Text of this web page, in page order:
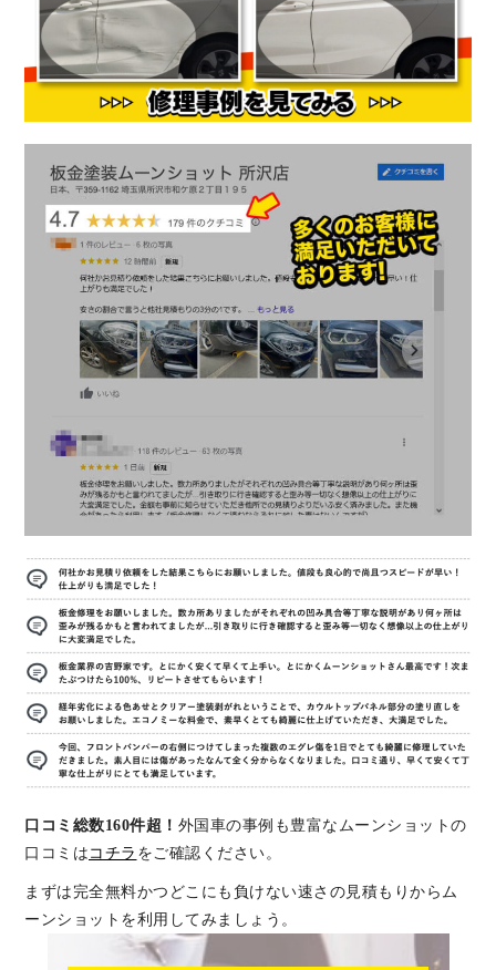
口コミ総数160件超！ 外国車の事例も豊富なムーンショットの
口コミは コチラ をご確認ください。
まずは完全無料かつどこにも負けない速さの見積もりからム
ーンショットを利用してみましょう。